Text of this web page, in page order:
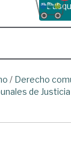
/ Derecho
de Justicia